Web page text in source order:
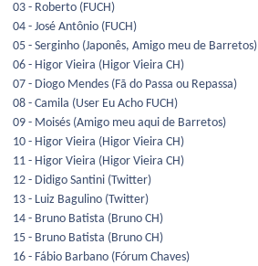
03 - Roberto (FUCH)
04 - José Antônio (FUCH)
05 - Serginho (Japonês, Amigo meu de Barretos)
06 - Higor Vieira (Higor Vieira CH)
07 - Diogo Mendes (Fã do Passa ou Repassa)
08 - Camila (User Eu Acho FUCH)
09 - Moisés (Amigo meu aqui de Barretos)
10 - Higor Vieira (Higor Vieira CH)
11 - Higor Vieira (Higor Vieira CH)
12 - Didigo Santini (Twitter)
13 - Luiz Bagulino (Twitter)
14 - Bruno Batista (Bruno CH)
15 - Bruno Batista (Bruno CH)
16 - Fábio Barbano (Fórum Chaves)